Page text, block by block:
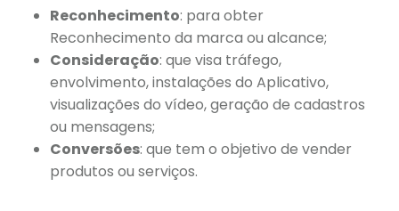
Reconhecimento: para obter
Reconhecimento da marca ou alcance;
Consideração: que visa tráfego,
envolvimento, instalações do Aplicativo,
visualizações do vídeo, geração de cadastros
ou mensagens;
Conversões: que tem o objetivo de vender
produtos ou serviços.